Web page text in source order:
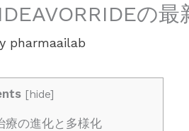
の最
pharmaailab
[hide]
療の進化と多様化